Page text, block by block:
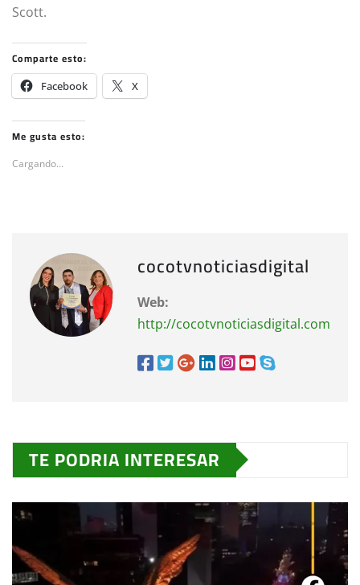
Scott.
Comparte esto:
Facebook X
Me gusta esto:
Cargando...
cocotvnoticiasdigital
Web:
http://cocotvnoticiasdigital.com
TE PODRIA INTERESAR